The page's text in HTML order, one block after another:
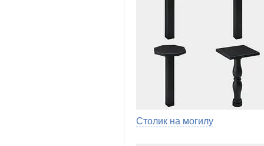
Столик на могилу